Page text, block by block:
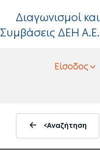
Διαγωνισμοί και
Συμβάσεις ΔΕΗ Α.Ε.
Είσοδος
<Αναζήτηση